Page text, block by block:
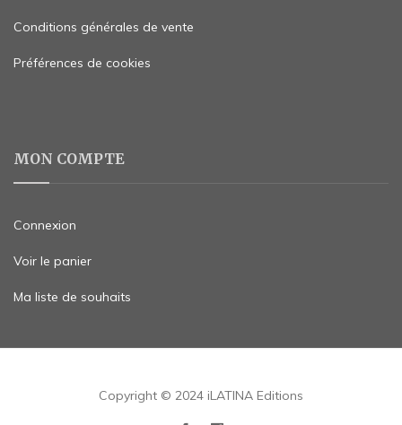
Conditions générales de vente
Préférences de cookies
MON COMPTE
Connexion
Voir le panier
Ma liste de souhaits
Copyright © 2024 iLATINA Editions